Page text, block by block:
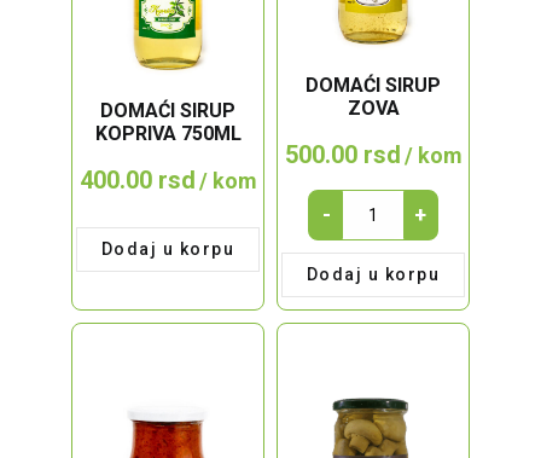
DOMAĆI SIRUP
KOPRIVA 750ML
400.00 rsd/ kom
Dodaj u korpu
DOMAĆI SIRUP
ZOVA
500.00 rsd/ kom
DOMAĆI
SIRUP
ZOVA
quantity
- +
Dodaj u korpu